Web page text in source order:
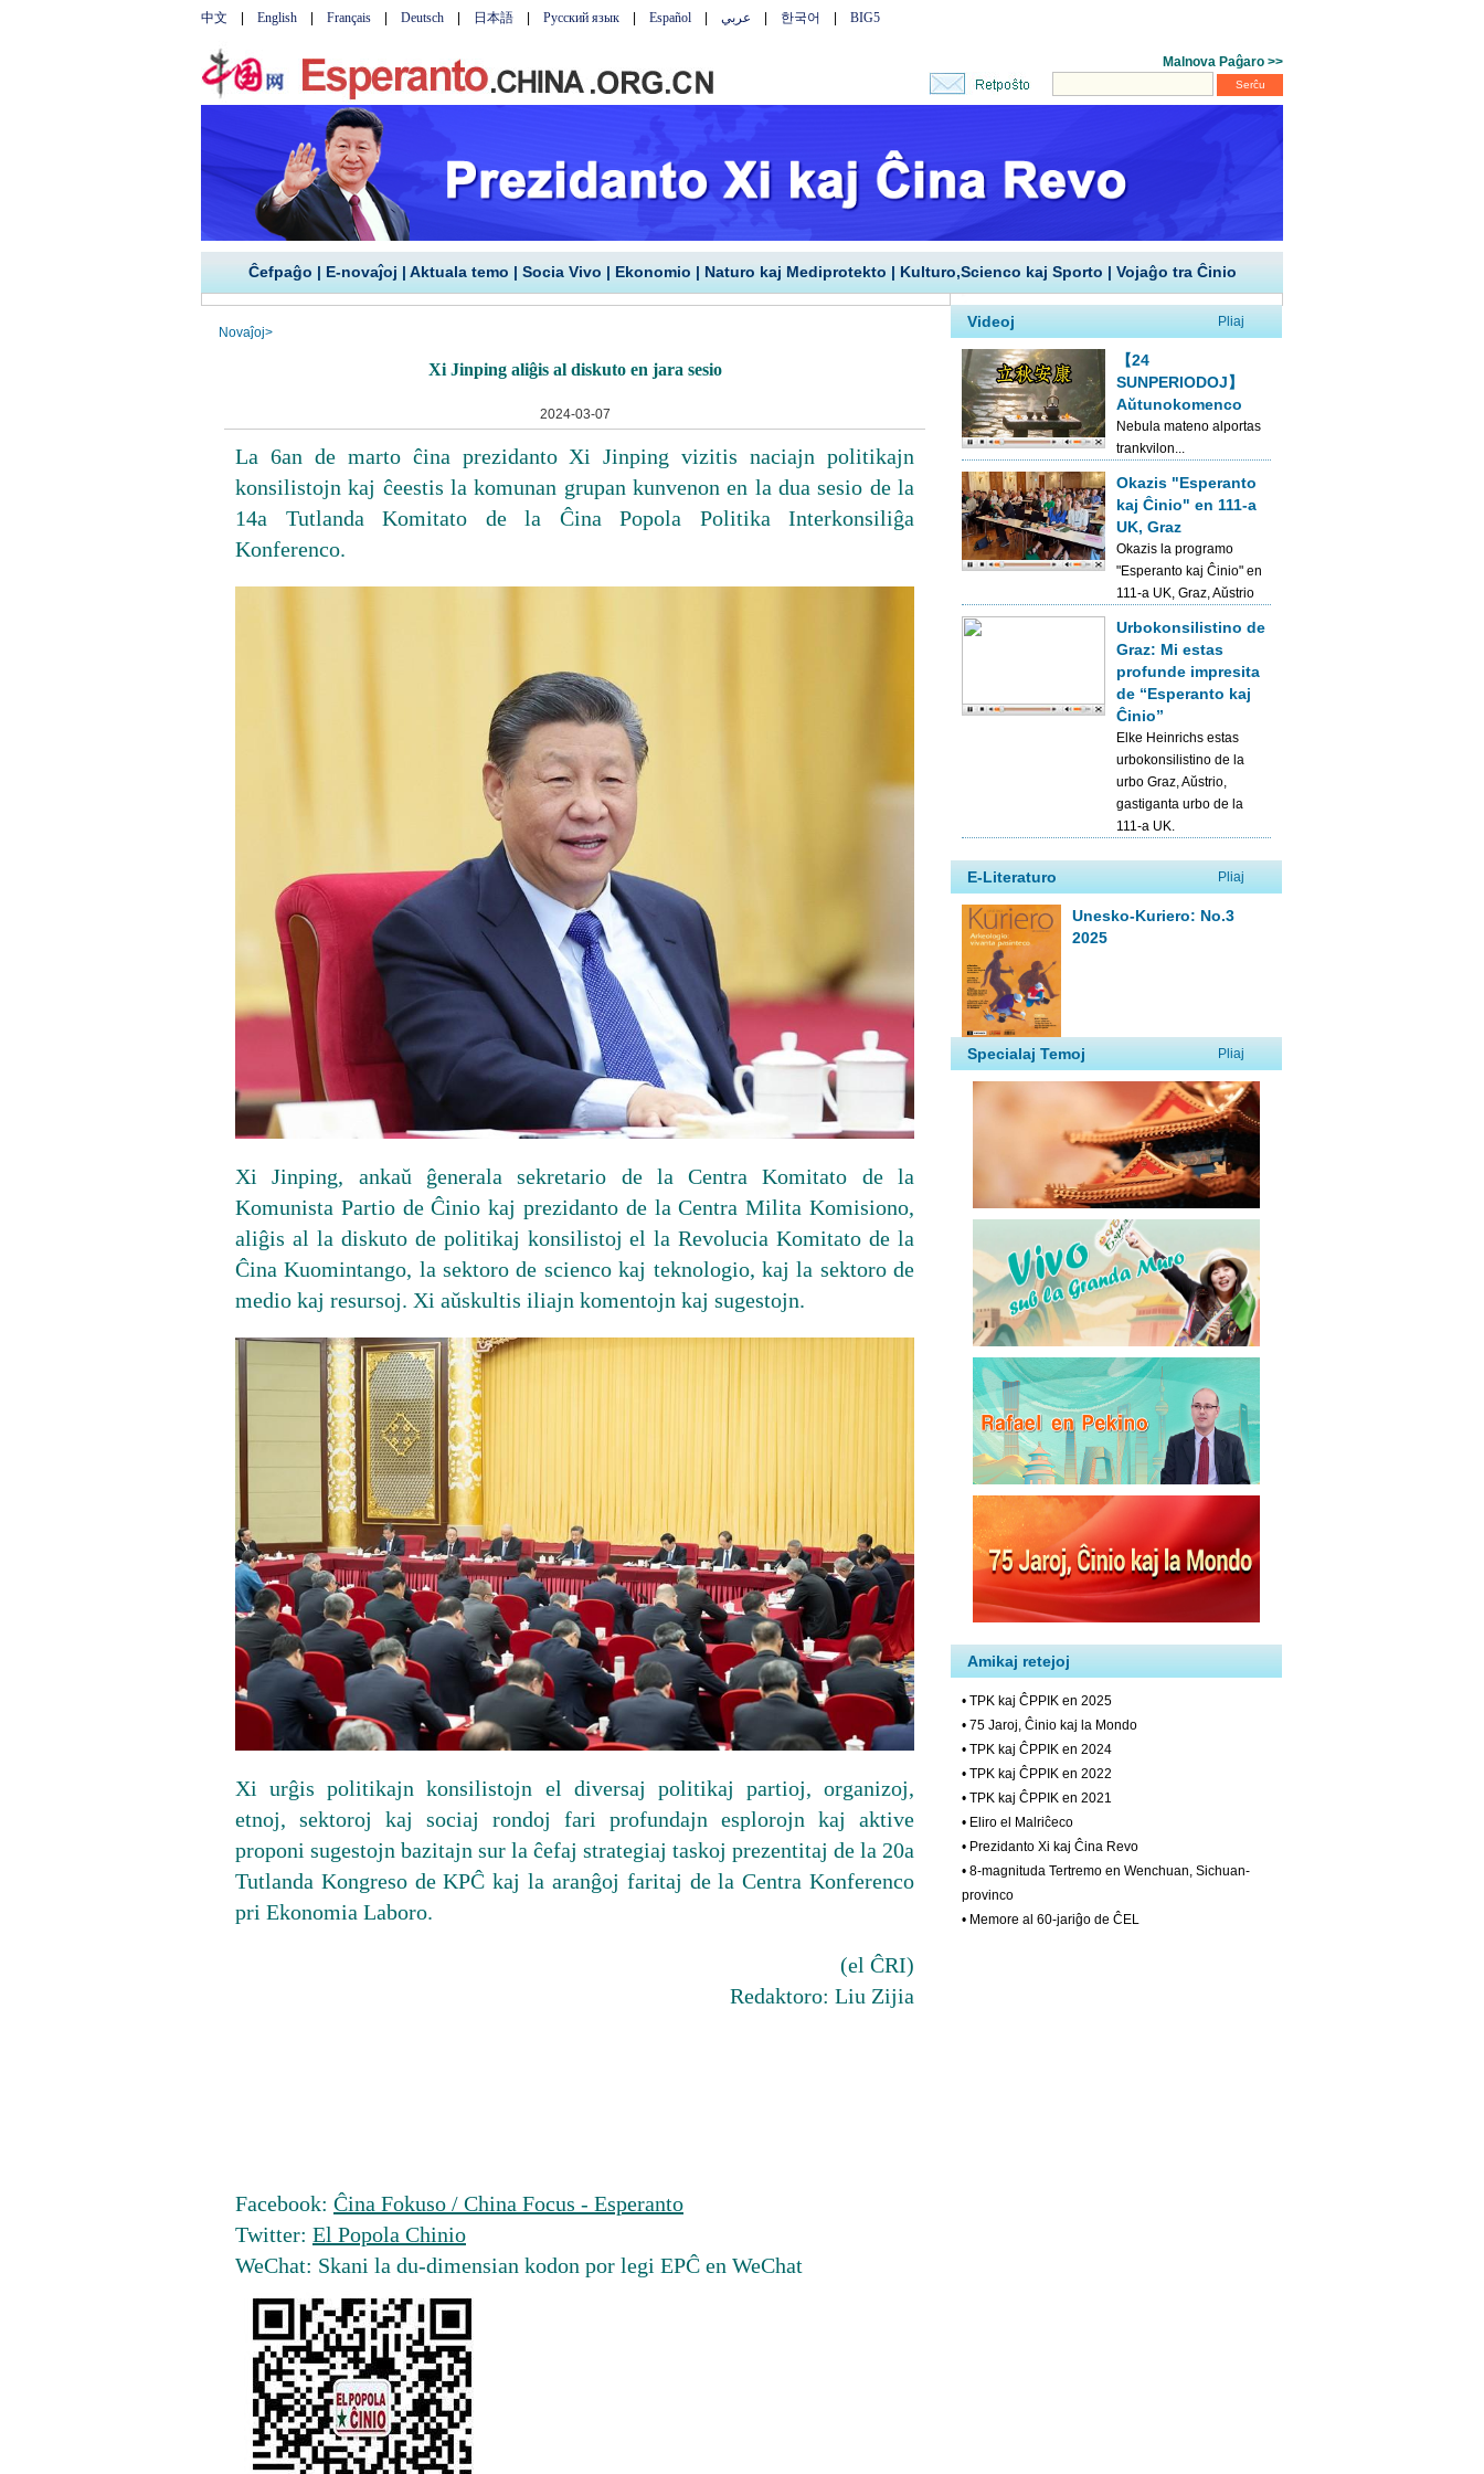
Ĉefpaĝo | E-novaĵoj | Aktuala temo | Socia Vivo | Ekonomio | Naturo kaj Mediprotekto | Kulturo,Scienco kaj Sporto | Vojaĝo tra Ĉinio
Novaĵoj>
Xi Jinping aliĝis al diskuto en jara sesio
2024-03-07
La 6an de marto ĉina prezidanto Xi Jinping vizitis naciajn politikajn
konsilistojn kaj ĉeestis la komunan grupan kunvenon en la dua sesio de la
14a Tutlanda Komitato de la Ĉina Popola Politika Interkonsiliĝa
Konferenco.
Xi Jinping, ankaŭ ĝenerala sekretario de la Centra Komitato de la
Komunista Partio de Ĉinio kaj prezidanto de la Centra Milita Komisiono,
aliĝis al la diskuto de politikaj konsilistoj el la Revolucia Komitato de la
Ĉina Kuomintango, la sektoro de scienco kaj teknologio, kaj la sektoro de
medio kaj resursoj. Xi aŭskultis iliajn komentojn kaj sugestojn.
Xi urĝis politikajn konsilistojn el diversaj politikaj partioj, organizoj,
etnoj, sektoroj kaj sociaj rondoj fari profundajn esplorojn kaj aktive
proponi sugestojn bazitajn sur la ĉefaj strategiaj taskoj prezentitaj de la 20a
Tutlanda Kongreso de KPĈ kaj la aranĝoj faritaj de la Centra Konferenco
pri Ekonomia Laboro.
(el ĈRI)
Redaktoro: Liu Zijia
Facebook: Ĉina Fokuso / China Focus - Esperanto
Twitter: El Popola Chinio
WeChat: Skani la du-dimensian kodon por legi EPĈ en WeChat